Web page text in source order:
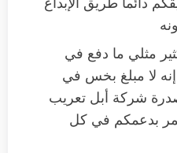
مثلي ما دفع في
إنه لا مبلغ بخس في
شركة أبل تعريب
بدعمكم في كل